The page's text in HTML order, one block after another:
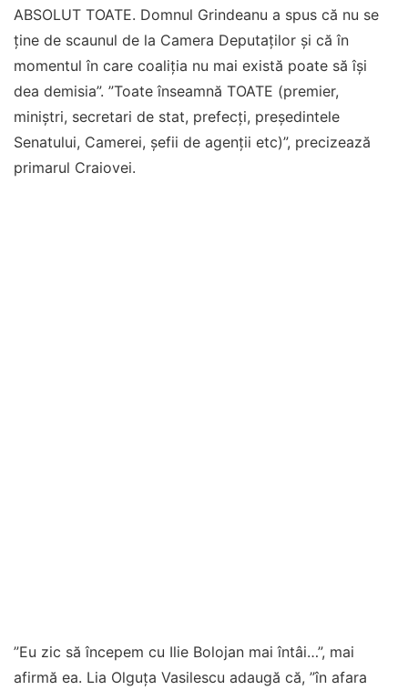
ABSOLUT TOATE. Domnul Grindeanu a spus că nu se
ţine de scaunul de la Camera Deputaţilor şi că în
momentul în care coaliţia nu mai există poate să îşi
dea demisia”. ”Toate înseamnă TOATE (premier,
miniştri, secretari de stat, prefecţi, preşedintele
Senatului, Camerei, şefii de agenţii etc)”, precizează
primarul Craiovei.
”Eu zic să începem cu Ilie Bolojan mai întâi…”, mai
afirmă ea. Lia Olguţa Vasilescu adaugă că, ”în afara